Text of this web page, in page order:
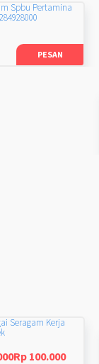
Spbu Pertamina
PESAN
Seragam Kerja
100.000